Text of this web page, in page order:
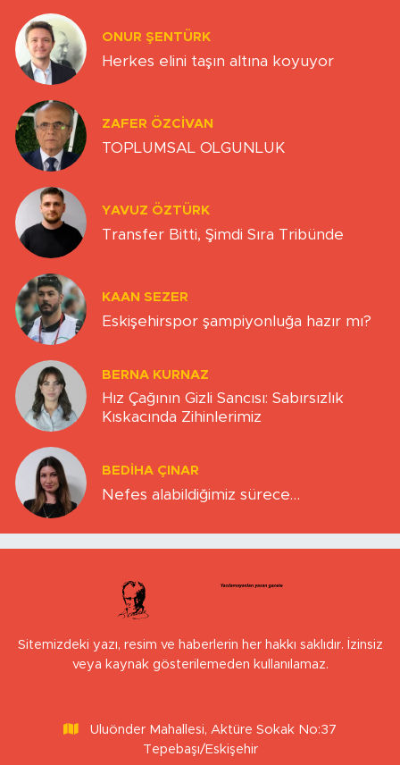
ONUR ŞENTÜRK
Herkes elini taşın altına koyuyor
ZAFER ÖZCIVAN
TOPLUMSAL OLGUNLUK
YAVUZ ÖZTÜRK
Transfer Bitti, Şimdi Sıra Tribünde
KAAN SEZER
Eskişehirspor şampiyonluğa hazır mı?
BERNA KURNAZ
Hız Çağının Gizli Sancısı: Sabırsızlık
Kıskacında Zihinlerimiz
BEDIHA ÇINAR
Nefes alabildiğimiz sürece…
Sitemizdeki yazı, resim ve haberlerin her hakkı saklıdır. İzinsiz
veya kaynak gösterilemeden kullanılamaz.
Uluönder Mahallesi, Aktüre Sokak No:37
Tepebaşı/Eskişehir